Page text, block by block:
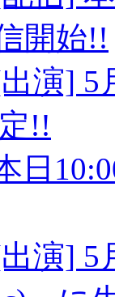
開始!!
演] 5
!!
日
演] 5